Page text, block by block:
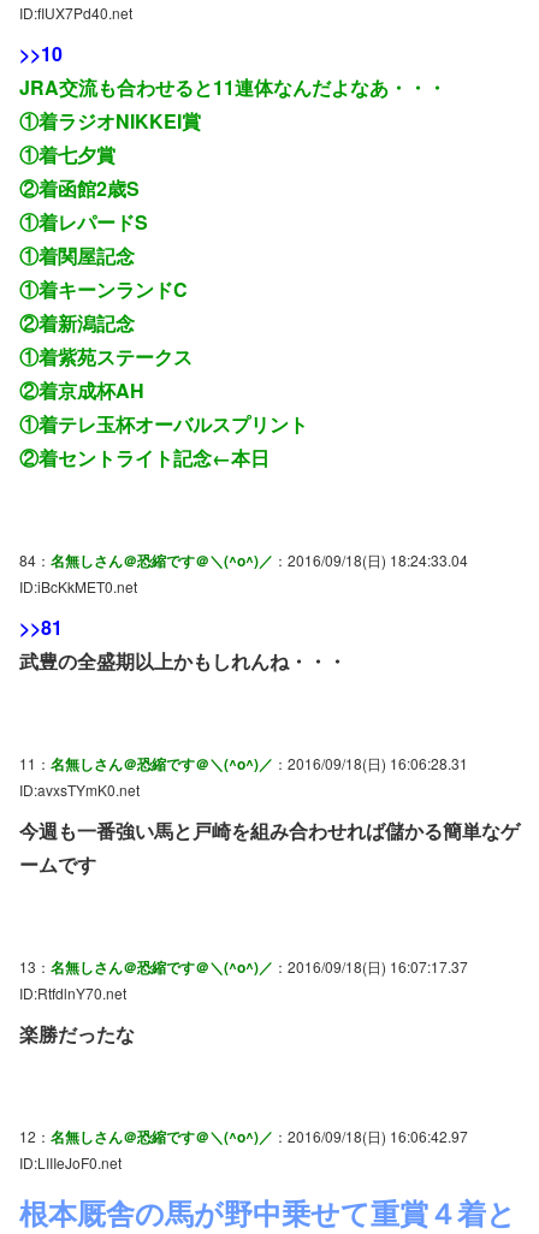
ID:fIUX7Pd40.net
>>10
JRA交流も合わせると11連体なんだよなあ・・・
①着ラジオNIKKEI賞
①着七夕賞
②着函館2歳S
①着レパードS
①着関屋記念
①着キーンランドC
②着新潟記念
①着紫苑ステークス
②着京成杯AH
①着テレ玉杯オーバルスプリント
②着セントライト記念←本日
84： 名無しさん＠恐縮です＠＼(^o^)／ ：2016/09/18(日) 18:24:33.04
ID:iBcKkMET0.net
>>81
武豊の全盛期以上かもしれんね・・・
11： 名無しさん＠恐縮です＠＼(^o^)／ ：2016/09/18(日) 16:06:28.31
ID:avxsTYmK0.net
今週も一番強い馬と戸崎を組み合わせれば儲かる簡単なゲ
ームです
13： 名無しさん＠恐縮です＠＼(^o^)／ ：2016/09/18(日) 16:07:17.37
ID:RtfdlnY70.net
楽勝だったな
12： 名無しさん＠恐縮です＠＼(^o^)／ ：2016/09/18(日) 16:06:42.97
ID:LIIIeJoF0.net
根本厩舎の馬が野中乗せて重賞４着と